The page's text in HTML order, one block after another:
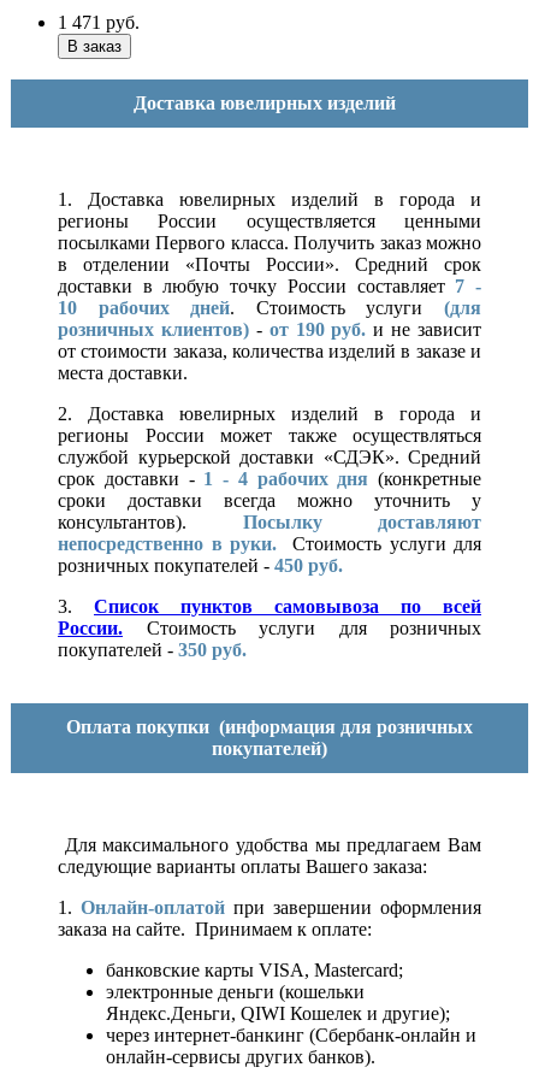
1 471 руб.
Доставка ювелирных изделий
1. Доставка ювелирных изделий в города и
регионы России осуществляется ценными
посылками Первого класса. Получить заказ можно
в отделении «Почты России». Средний срок
доставки в любую точку России составляет 7 -
10 рабочих дней. Стоимость услуги(для
розничных клиентов)- от 190 руб. и не зависит
от стоимости заказа, количества изделий в заказе и
места доставки.
2. Доставка ювелирных изделий в города и
регионы России может также осуществляться
службой курьерской доставки «СДЭК». Средний
срок доставки - 1 - 4 рабочих дня (конкретные
сроки доставки всегда можно уточнить у
консультантов). Посылку доставляют
непосредственно в руки.
Стоимость услуги для
розничных покупателей - 450 руб.
3. Список пунктов самовывоза по всей
России.
Стоимость услуги для розничных
покупателей - 350 руб.
Оплата покупки (информация для розничных
покупателей)
Для максимального удобства мы предлагаем Вам
следующие варианты оплаты Вашего заказа:
1. Онлайн-оплатой при завершении оформления
заказа на сайте. Принимаем к оплате:
банковские карты VISA, Mastercard;
электронные деньги (кошельки
Яндекс.Деньги, QIWI Кошелек и другие);
через интернет-банкинг (Сбербанк-онлайн и
онлайн-сервисы других банков).